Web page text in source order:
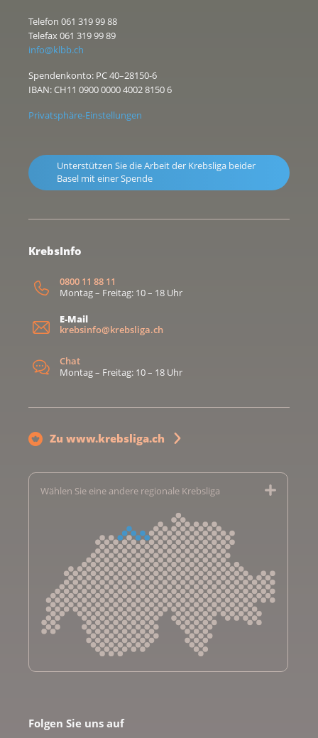
Telefon 061 319 99 88
Telefax 061 319 99 89
info@klbb.ch
Spendenkonto: PC 40–28150-6
IBAN: CH11 0900 0000 4002 8150 6
Privatsphäre-Einstellungen
Unterstützen Sie die Arbeit der Krebsliga beider
Basel mit einer Spende
KrebsInfo
0800 11 88 11
Montag – Freitag: 10 – 18 Uhr
E-Mail
krebsinfo@krebsliga.ch
Chat
Montag – Freitag: 10 – 18 Uhr
Zu www.krebsliga.ch
Wählen Sie eine andere regionale Krebsliga
Krebsliga Bern
Folgen Sie uns auf